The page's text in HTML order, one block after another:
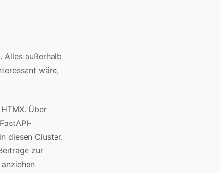
Alles außerhalb
wäre,
Über
diesen Cluster.
zur